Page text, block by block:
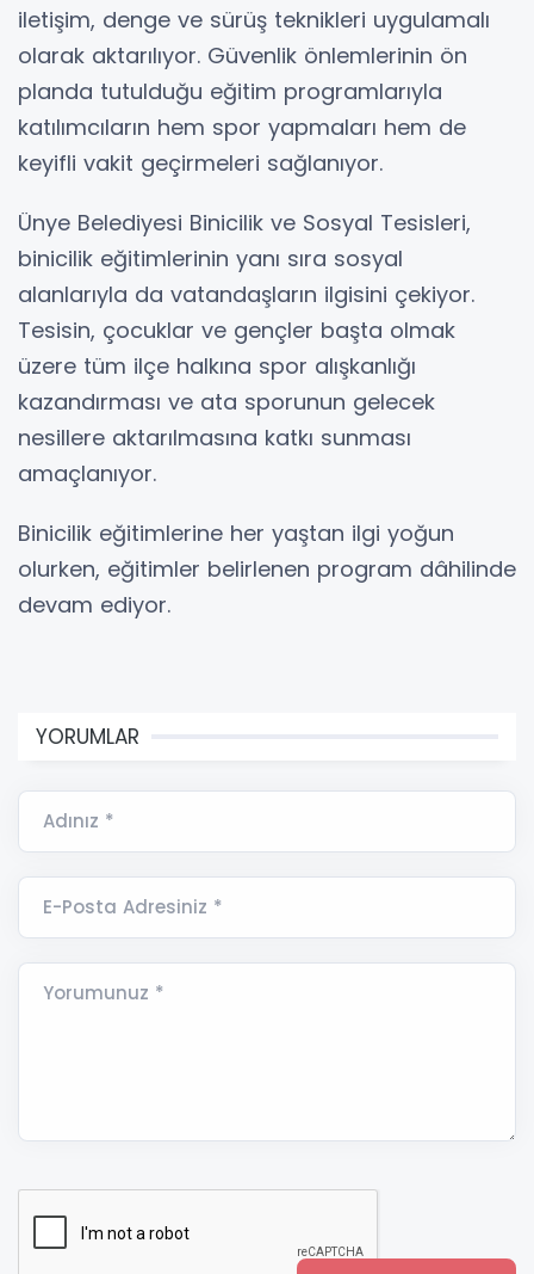
iletişim, denge ve sürüş teknikleri uygulamalı
olarak aktarılıyor. Güvenlik önlemlerinin ön
planda tutulduğu eğitim programlarıyla
katılımcıların hem spor yapmaları hem de
keyifli vakit geçirmeleri sağlanıyor.
Ünye Belediyesi Binicilik ve Sosyal Tesisleri,
binicilik eğitimlerinin yanı sıra sosyal
alanlarıyla da vatandaşların ilgisini çekiyor.
Tesisin, çocuklar ve gençler başta olmak
üzere tüm ilçe halkına spor alışkanlığı
kazandırması ve ata sporunun gelecek
nesillere aktarılmasına katkı sunması
amaçlanıyor.
Binicilik eğitimlerine her yaştan ilgi yoğun
olurken, eğitimler belirlenen program dâhilinde
devam ediyor.
YORUMLAR
Adınız *
E-Posta Adresiniz *
Yorumunuz *